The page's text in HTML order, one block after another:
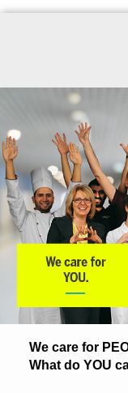
We care for
What do YOU